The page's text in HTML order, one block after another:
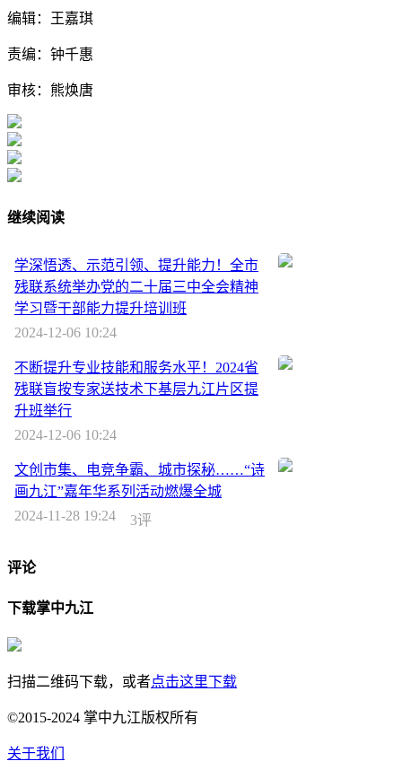
编辑：王嘉琪
责编：钟千惠
审核：熊焕唐
继续阅读
学深悟透、示范引领、提升能力！全市
残联系统举办党的二十届三中全会精神
学习暨干部能力提升培训班
2024-12-06 10:24
不断提升专业技能和服务水平！2024省
残联盲按专家送技术下基层九江片区提
升班举行
2024-12-06 10:24
文创市集、电竞争霸、城市探秘……“诗
画九江”嘉年华系列活动燃爆全城
2024-11-28 19:24
3评
评论
下载掌中九江
扫描二维码下载，或者点击这里下载
©2015-2024 掌中九江版权所有
关于我们